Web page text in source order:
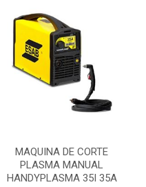
MAQUINA DE CORTE
PLASMA MANUAL
HANDYPLASMA 35I 35A